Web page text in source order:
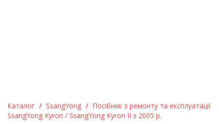
Каталог / SsangYong / Посібник з ремонту та експлуатації
SsangYong Kyron / SsangYong Kyron II з 2005 р.